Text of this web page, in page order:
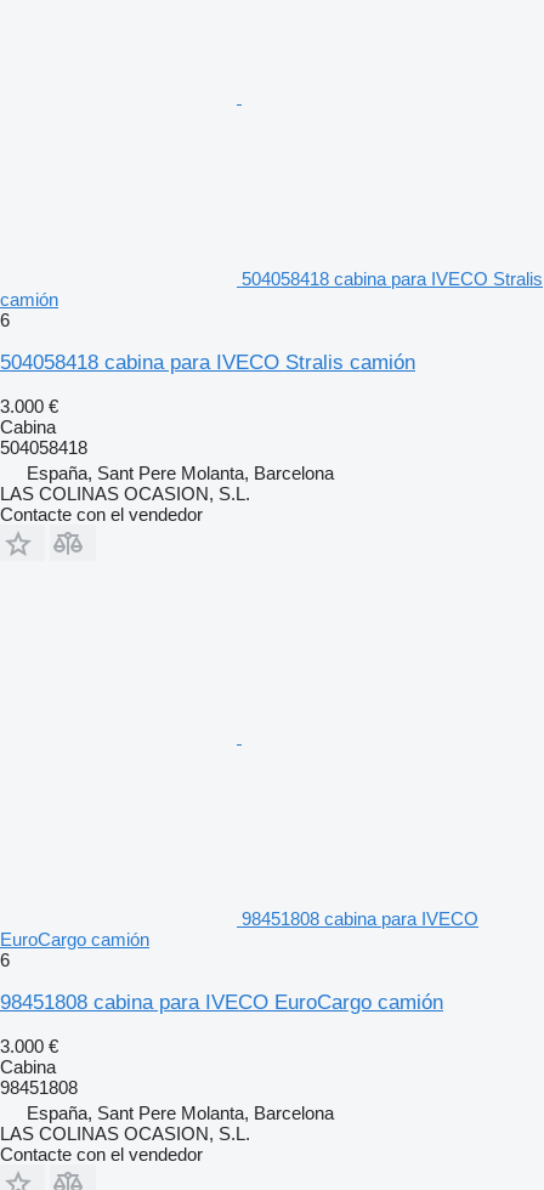
504058418 cabina para IVECO Stralis
camión
6
504058418 cabina para IVECO Stralis camión
3.000 €
Cabina
504058418
España, Sant Pere Molanta, Barcelona
LAS COLINAS OCASION, S.L.
Contacte con el vendedor
98451808 cabina para IVECO
EuroCargo camión
6
98451808 cabina para IVECO EuroCargo camión
3.000 €
Cabina
98451808
España, Sant Pere Molanta, Barcelona
LAS COLINAS OCASION, S.L.
Contacte con el vendedor